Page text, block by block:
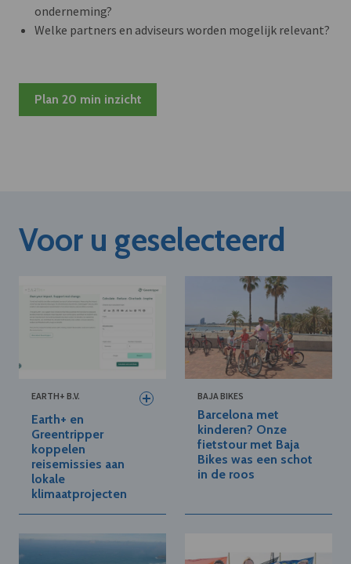
onderneming?
Welke partners en adviseurs worden mogelijk relevant?
Plan 20 min inzicht
Voor u geselecteerd
EARTH+ B.V.
Earth+ en
Greentripper
koppelen
reisemissies aan
lokale
klimaatprojecten
BAJA BIKES
Barcelona met
kinderen? Onze
fietstour met Baja
Bikes was een schot
in de roos